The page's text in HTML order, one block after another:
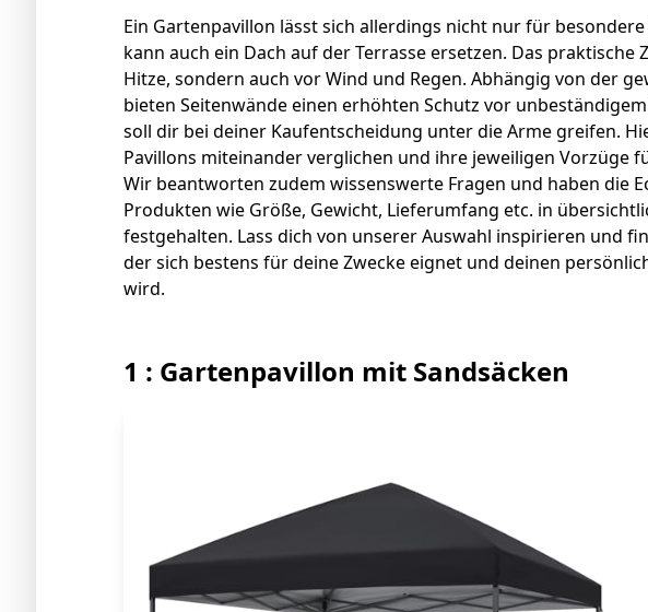
Ein Gartenpavillon lässt sich allerdings nicht nur für
kann auch ein Dach auf der Terrasse ersetzen. Das
Hitze, sondern auch vor Wind und Regen. Abhängig von der
bieten Seitenwände einen erhöhten Schutz vor
soll dir bei deiner Kaufentscheidung unter die Arme greifen.
Pavillons miteinander verglichen und ihre jeweiligen Vorzüge
Wir beantworten zudem wissenswerte Fragen und haben die
Produkten wie Größe, Gewicht, Lieferumfang etc. in
festgehalten. Lass dich von unserer Auswahl inspirieren und
der sich bestens für deine Zwecke eignet und deinen
wird.
1 : Gartenpavillon mit Sandsäcken